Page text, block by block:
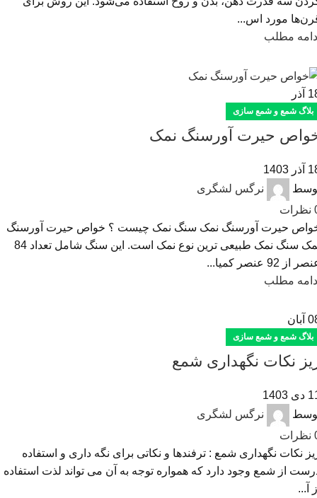
مورد اس...
مطلب
آذر
بلاگ شمع و شمع سازی
حیرت آورسنگ نمک
1403
نرگس لشگری
نظرات
حیرت آورسنگ نمک سنگ نمک چیست ؟ خواص حیرت آورسنگ
نمک سنگ نمک طبیعی ترین نوع نمک است. این سنگ شامل تعداد 84
از 92 عنصر کمیا...
مطلب
آبان
بلاگ شمع و شمع سازی
نکات نگهداری شمع
1403
نرگس لشگری
نظرات
نکات نگهداری شمع : ترفندها و نکاتی برای نگه داری و استفاده
از شمع وجود دارد که همواره توجه به آن می تواند لذت استفاده
آ...